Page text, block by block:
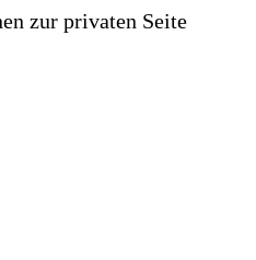
zur privaten Seite